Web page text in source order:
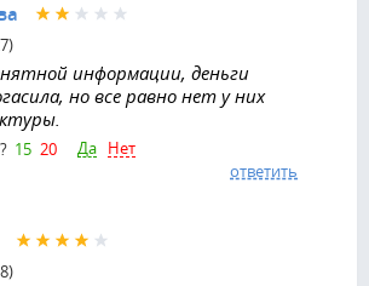
информации, деньги
но все равно нет у них
15 20 Да Нет
ответить